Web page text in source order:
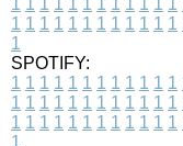
1 1 1 1 1 1 1 1 1 1 1 1
1
SPOTIFY:
1 1 1 1 1 1 1 1 1 1 1 1
1 1 1 1 1 1 1 1 1 1 1 1
1 1 1 1 1 1 1 1 1 1 1 1
1